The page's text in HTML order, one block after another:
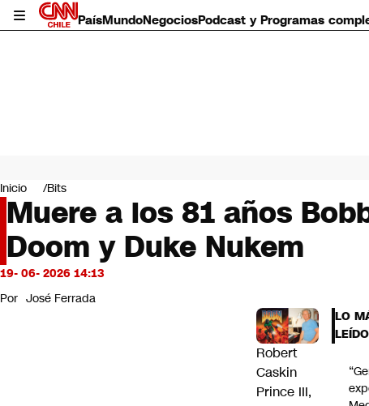
PaísMundoNegociosPodcast y Programas
Mundo
Negocios
Deportes
Programas completos
Cultura
Servicios
Bits
CNN Data
Inicio Bits
Muere a los 81 años
Doom y Duke Nukem
19- 06- 2026 14:13
Por José Ferrada
Robert
Caskin
Prince III,
LO
LEÍDO